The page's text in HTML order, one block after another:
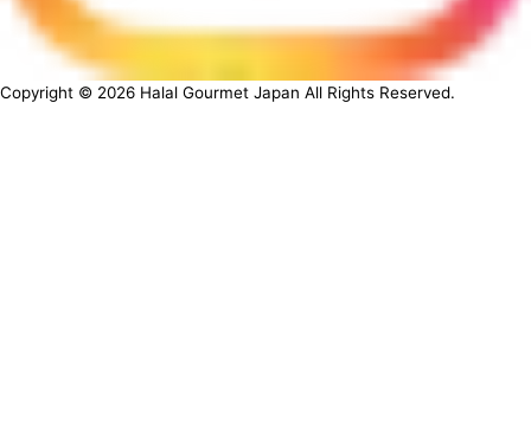
Copyright © 2026 Halal Gourmet Japan All Rights Reserved.